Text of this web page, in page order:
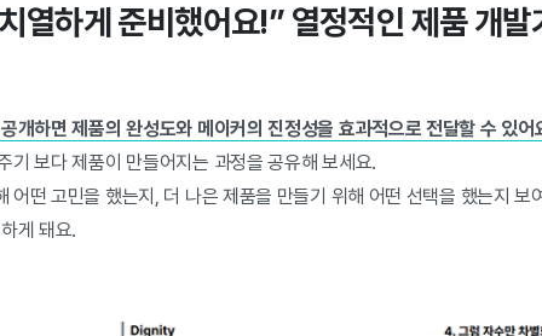
열하게 준비했어요!” 열정적인 제품 개발
개하면 제품의 완성도와 메이커의 진정성을 효과적으로 전달할 수 있어
기 보다 제품이 만들어지는 과정을 공유해 보세요.
어떤 고민을 했는지, 더 나은 제품을 만들기 위해 어떤 선택을 했는지 보
게 돼요.